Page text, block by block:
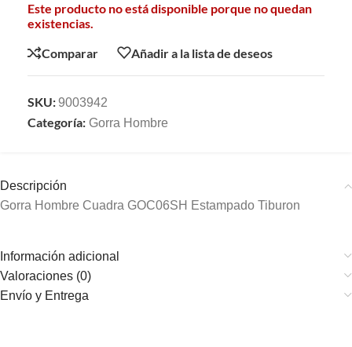
Este producto no está disponible porque no quedan
existencias.
Comparar
Añadir a la lista de deseos
SKU:9003942
Categoría: Gorra Hombre
Descripción
Gorra Hombre Cuadra GOC06SH Estampado Tiburon
Información adicional
Valoraciones (0)
Envío y Entrega